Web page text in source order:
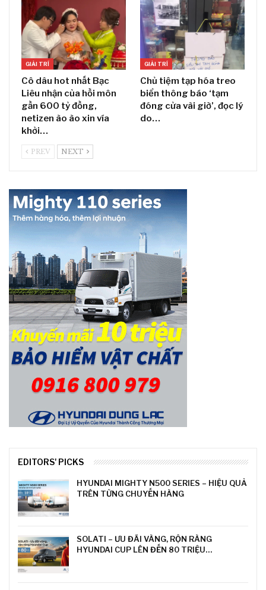
GIẢI TRÍ
Cô dâu hot nhất Bạc
Liêu nhận của hồi môn
gần 600 tỷ đồng,
netizen ào ào xin vía
khởi…
GIẢI TRÍ
Chủ tiệm tạp hóa treo
biển thông báo ‘tạm
đóng cửa vài giờ’, đọc lý
do…
PREV NEXT
EDITORS' PICKS
HYUNDAI MIGHTY N500 SERIES – HIỆU QUẢ
TRÊN TỪNG CHUYẾN HÀNG
SOLATI – ƯU ĐÃI VÀNG, RỘN RÀNG
HYUNDAI CUP LÊN ĐẾN 80 TRIỆU…